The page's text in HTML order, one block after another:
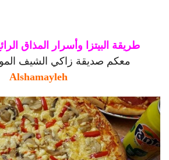
طريقة البيتزا وأسرار المذاق
معكم صديقة زاكي الشيف
Alshamayleh